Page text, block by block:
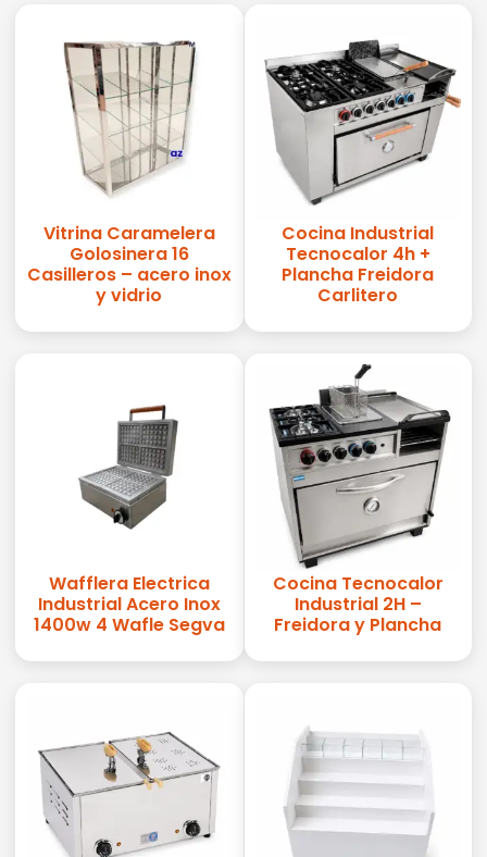
Vitrina Caramelera
Golosinera 16
Casilleros – acero inox
y vidrio
Cocina Industrial
Tecnocalor 4h +
Plancha Freidora
Carlitero
Wafflera Electrica
Industrial Acero Inox
1400w 4 Wafle Segva
Cocina Tecnocalor
Industrial 2H –
Freidora y Plancha